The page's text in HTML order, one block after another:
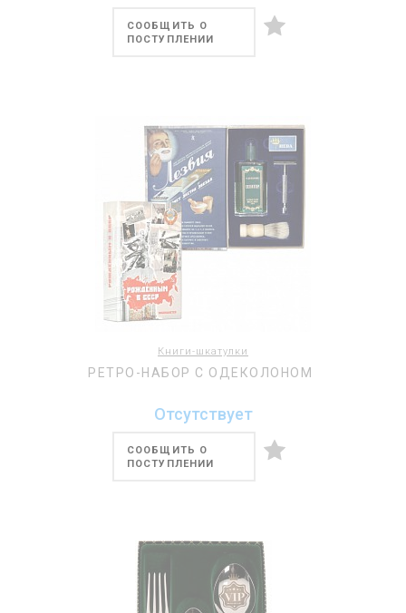
СООБЩИТЬ О
ПОСТУПЛЕНИИ
Книги-шкатулки
РЕТРО-НАБОР С ОДЕКОЛОНОМ
Отсутствует
СООБЩИТЬ О
ПОСТУПЛЕНИИ